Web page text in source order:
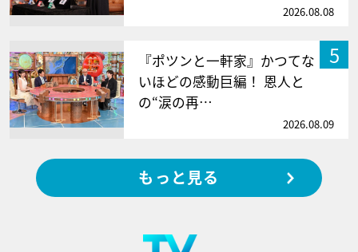
2026.08.08
5
『ポツンと一軒家』かつてな
いほどの感動巨編！ 恩人と
の“涙の再…
2026.08.09
もっと見る